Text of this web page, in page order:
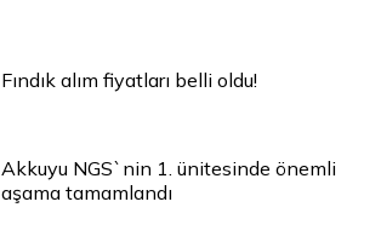
Fındık alım fiyatları belli oldu!
Akkuyu NGS`nin 1. ünitesinde önemli
aşama tamamlandı